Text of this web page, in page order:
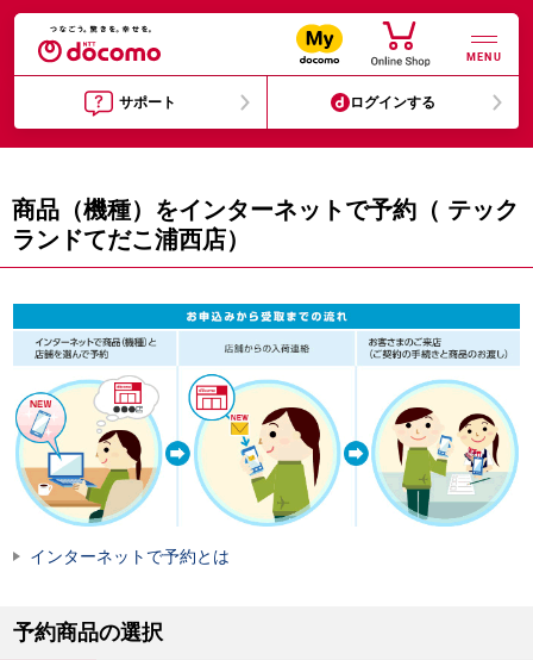
MENU
サポート ログインする
商品（機種）をインターネットで予約（ テック
ランドてだこ浦西店）
インターネットで予約とは
予約商品の選択